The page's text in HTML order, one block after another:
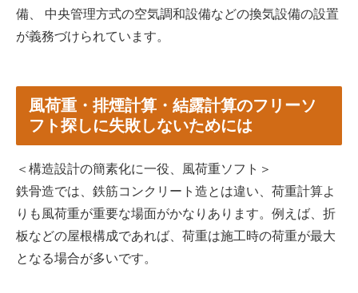
備、 中央管理方式の空気調和設備などの換気設備の設置
が義務づけられています。
風荷重・排煙計算・結露計算のフリーソ
フト探しに失敗しないためには
＜構造設計の簡素化に一役、風荷重ソフト＞
鉄骨造では、鉄筋コンクリート造とは違い、荷重計算よ
りも風荷重が重要な場面がかなりあります。例えば、折
板などの屋根構成であれば、荷重は施工時の荷重が最大
となる場合が多いです。